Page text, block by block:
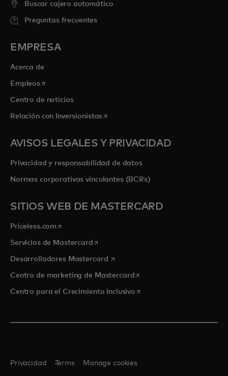
Buscar cajero automático
Preguntas frecuentes
EMPRESA
Acerca de
Empleosse abre en una pestaña nueva
Centro de noticias
Relación con Inversionistasse abre en una pestaña nueva
AVISOS LEGALES Y PRIVACIDAD
Privacidad y responsabilidad de datos
Normas corporativas vinculantes (BCRs)
SITIOS WEB DE MASTERCARD
Priceless.com se abre en una pestaña nueva
Servicios de Mastercardse abre en una pestaña nueva
Desarrolladores Mastercard se abre en una pestaña nueva
Centro de marketing de Mastercardse abre en una pestaña
Centro para el Crecimiento Inclusivose abre en una pestaña
Privacidad Terms Manage cookies